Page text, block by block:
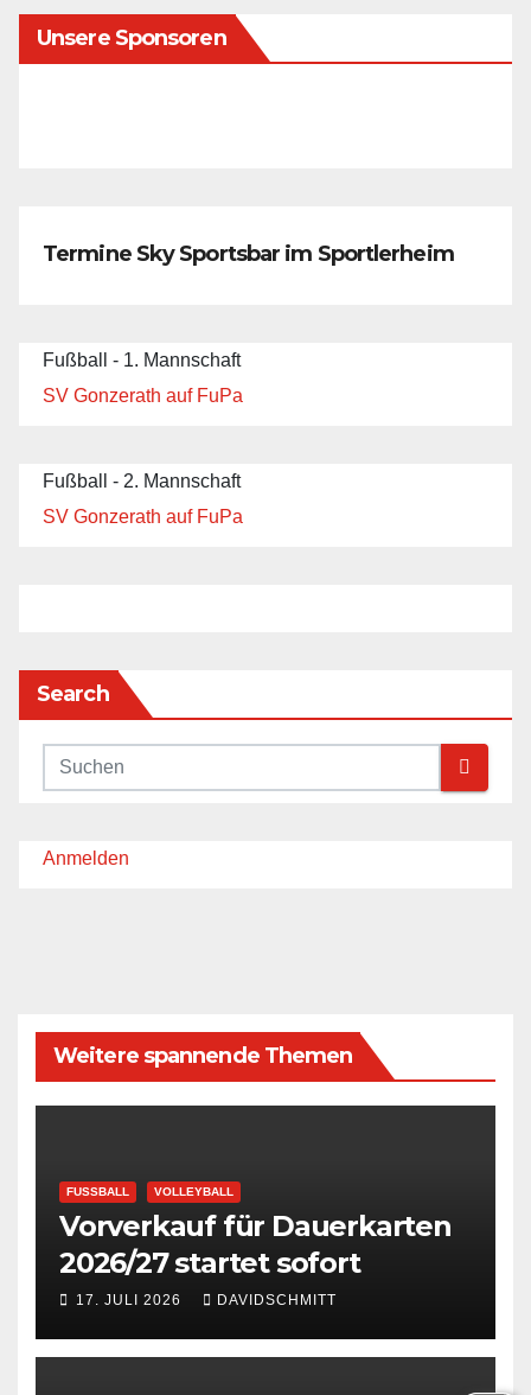
Unsere Sponsoren
Termine Sky Sportsbar im Sportlerheim
Fußball - 1. Mannschaft
SV Gonzerath auf FuPa
Fußball - 2. Mannschaft
SV Gonzerath auf FuPa
Search
Anmelden
Weitere spannende Themen
FUSSBALL VOLLEYBALL
Vorverkauf für Dauerkarten
2026/27 startet sofort
17. JULI 2026 DAVIDSCHMITT